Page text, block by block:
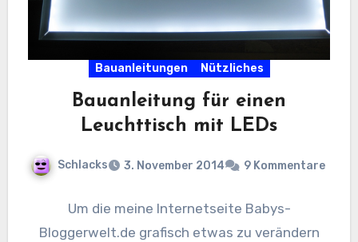
Bauanleitungen Nützliches
Bauanleitung für einen
Leuchttisch mit LEDs
Schlacks 3. November 2014 9 Kommentare
Um die meine Internetseite Babys-
Bloggerwelt.de grafisch etwas zu verändern